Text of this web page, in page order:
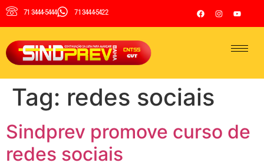
71 3444-5444 71 3444-5422
Tag: redes sociais
Sindprev promove curso de
redes sociais